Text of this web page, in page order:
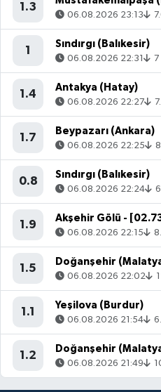
1.3
06.08.2026 23:13
1
Sındırgı (Balıkesir)
06.08.2026 22:31 7
1.4
Antakya (Hatay)
06.08.2026 22:27
1.7
Beypazarı (Ankara)
06.08.2026 22:25
0.8
Sındırgı (Balıkesir)
06.08.2026 22:24
1.9
06.08.2026 22:15
1.5
Doğanşehir
06.08.2026 22:02
1.1
Yeşilova (Burdur)
06.08.2026 21:54
1.2
Doğanşehir
06.08.2026 21:49